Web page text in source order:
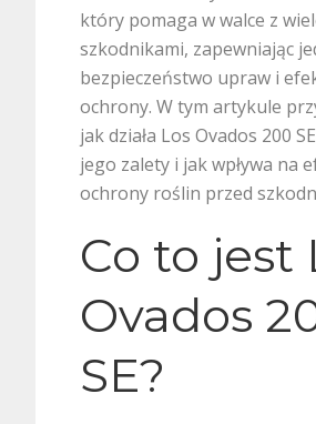
który pomaga w walce z
szkodnikami, zapewniając
bezpieczeństwo upraw i
ochrony. W tym artykule
jak działa Los Ovados 200
jego zalety i jak wpływa na
ochrony roślin przed
Co to jest
Ovados
SE?